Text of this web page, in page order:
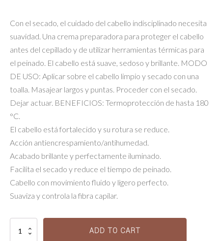
Con el secado, el cuidado del cabello indisciplinado necesita
suavidad. Una crema preparadora para proteger el cabello
antes del cepillado y de utilizar herramientas térmicas para
el peinado. El cabello está suave, sedoso y brillante. MODO
DE USO: Aplicar sobre el cabello limpio y secado con una
toalla. Masajear largos y puntas. Proceder con el secado.
Dejar actuar. BENEFICIOS: Termoprotección de hasta 180
°C.
El cabello está fortalecido y su rotura se reduce.
Acción antiencrespamiento/antihumedad.
Acabado brillante y perfectamente iluminado.
Facilita el secado y reduce el tiempo de peinado.
Cabello con movimiento fluido y ligero perfecto.
Suaviza y controla la fibra capilar.
Keratine
Thermique
ADD TO CART